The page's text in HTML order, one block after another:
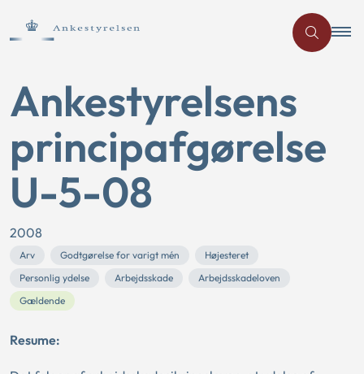
Ankestyrelsens
principafgørelse
U-5-08
2008
Arv Godtgørelse for varigt mén
Højesteret
Personlig ydelse
Arbejdsskade
Arbejdsskadeloven
Gældende
Resume: